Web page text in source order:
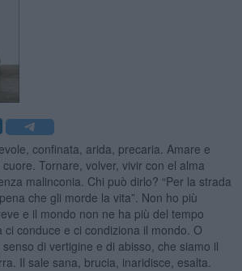
confinata, arida, precaria. Amare e
Tornare, volver, vivir con el alma
malinconia. Chi può dirlo? “Per la strada
che gli morde la vita”. Non ho più
e il mondo non ne ha più del tempo
ci conduce e ci condiziona il mondo. O
di vertigine e di abisso, che siamo il
Il sale sana, brucia, inaridisce, esalta.